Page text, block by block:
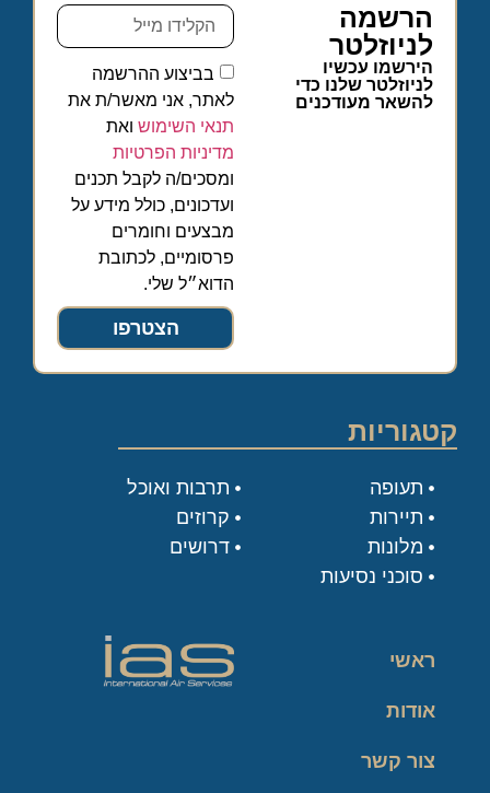
הרשמה
לניוזלטר
הירשמו עכשיו
לניוזלטר שלנו כדי
להשאר מעודכנים
בביצוע ההרשמה
לאתר, אני מאשר/ת את
תנאי השימוש ואת
מדיניות הפרטיות
ומסכים/ה לקבל תכנים
ועדכונים, כולל מידע על
מבצעים וחומרים
פרסומיים, לכתובת
הדוא״ל שלי.
הצטרפו
קטגוריות
תעופה
תיירות
מלונות
סוכני נסיעות
תרבות ואוכל
קרוזים
דרושים
ראשי
אודות
צור קשר